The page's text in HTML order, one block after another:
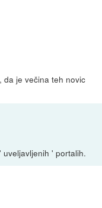
da je večina teh novic
' portalih.